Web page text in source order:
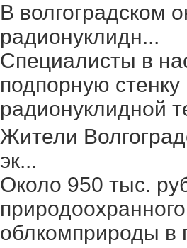
В волгоградском
радионуклидн...
Специалисты в
подпорную
радионуклидной
Жители
эк...
Около 950 тыс.
облкомприроды в